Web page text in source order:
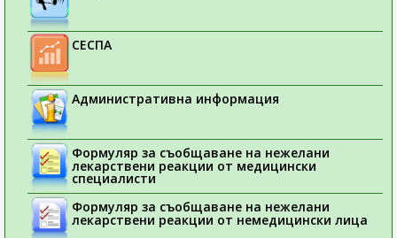
СЕСПА
Административна информация
Формуляр за съобщаване на нежелани
лекарствени реакции от медицински
специалисти
Формуляр за съобщаване на нежелани
лекарствени реакции от немедицински лица